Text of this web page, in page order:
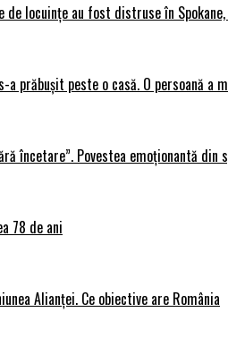
locuințe au fost distruse în
prăbușit peste o casă. O persoană a
încetare”. Povestea emoționantă
78 de ani
Alianței. Ce obiective are România